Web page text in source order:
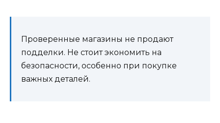
Проверенные магазины не продают
подделки. Не стоит экономить на
безопасности, особенно при покупке
важных деталей.